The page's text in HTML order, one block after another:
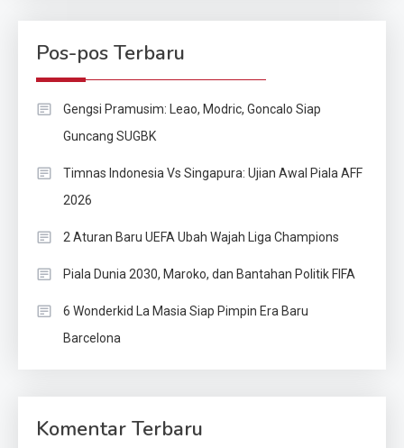
Pos-pos Terbaru
Gengsi Pramusim: Leao, Modric, Goncalo Siap
Guncang SUGBK
Timnas Indonesia Vs Singapura: Ujian Awal Piala AFF
2026
2 Aturan Baru UEFA Ubah Wajah Liga Champions
Piala Dunia 2030, Maroko, dan Bantahan Politik FIFA
6 Wonderkid La Masia Siap Pimpin Era Baru
Barcelona
Komentar Terbaru